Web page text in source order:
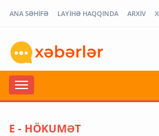
ANA SƏHİFƏ LAYİHƏ HAQQINDA ARXİV
E - HÖKUMƏT